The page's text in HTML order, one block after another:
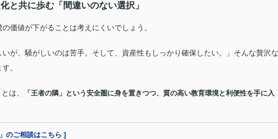
と共に歩む「間違いのない選択」
価値が下がることは考えにくいでしょう。
いが、騒がしいのは苦手。そして、資産性もしっかり確保したい。」そんな贅沢な
。
は、
「王者の隣」という安全圏に身を置きつつ、質の高い教育環境と利便性を手に入
のご相談はこちら ]